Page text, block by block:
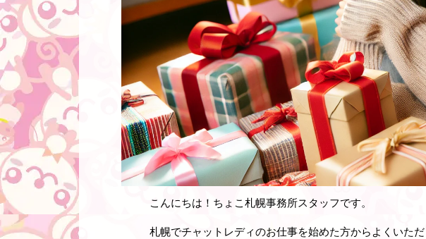
こんにちは！ちょこ札幌事務所スタッフです。
札幌でチャットレディのお仕事を始めた方からよくいた